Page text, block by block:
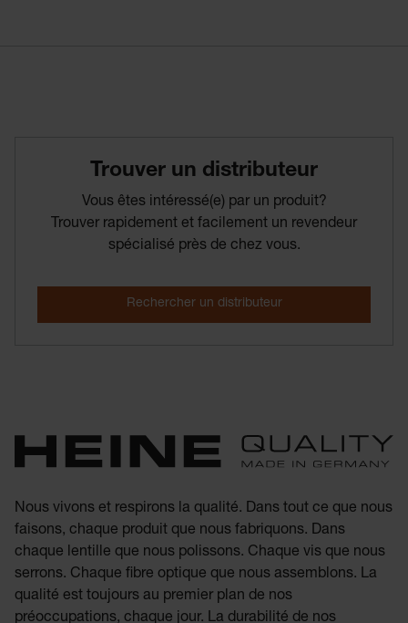
Trouver­ un­ distributeur
Vous êtes intéressé(e) par un produit?
Trouver rapidement et facilement un revendeur
spécialisé près de chez vous.
Nous vivons et respirons la qualité. Dans tout ce que nous
faisons, chaque produit que nous fabriquons. Dans
chaque lentille que nous polissons. Chaque vis que nous
serrons. Chaque fibre optique que nous assemblons. La
qualité est toujours au premier plan de nos
préoccupations, chaque jour. La durabilité de nos